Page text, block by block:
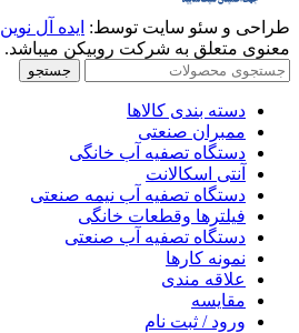
طراحی و سئو سایت توسط: ایده آل نوین
معنوی متعلق به شرکت روبیکن میباشد.
جستجو
دسته بندی کالاها
ممبران صنعتی
دستگاه تصفیه آب خانگی
آنتی اسکالانت
دستگاه تصفیه آب نیمه صنعتی
فیلترها وقطعات خانگی
دستگاه تصفیه آب صنعتی
نمونه کارها
علاقه مندی
مقایسه
ورود / ثبت نام